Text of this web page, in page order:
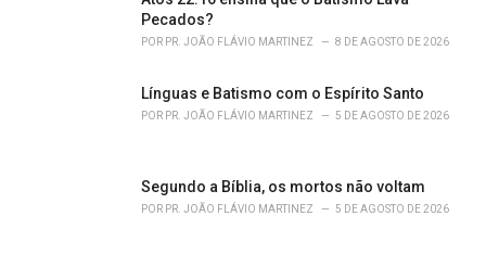
Pecados?
POR PR. JOÃO FLÁVIO MARTINEZ 8 DE AGOSTO DE 2026
Línguas e Batismo com o Espírito Santo
POR PR. JOÃO FLÁVIO MARTINEZ 5 DE AGOSTO DE 2026
Segundo a Bíblia, os mortos não voltam
POR PR. JOÃO FLÁVIO MARTINEZ 5 DE AGOSTO DE 2026